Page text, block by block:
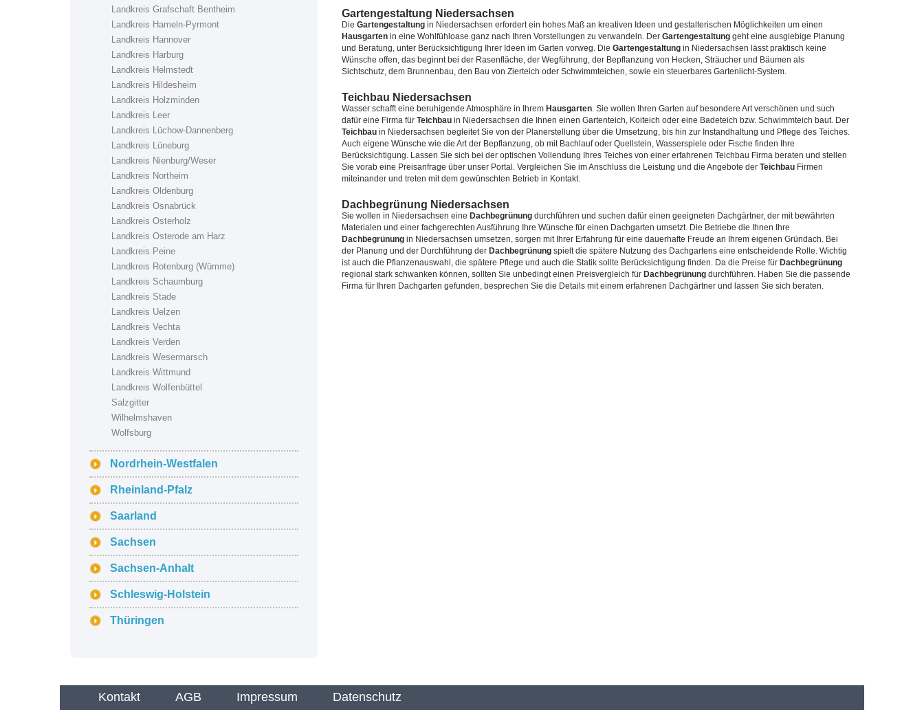
Landkreis Grafschaft Bentheim
Landkreis Hameln-Pyrmont
Landkreis Hannover
Landkreis Harburg
Landkreis Helmstedt
Landkreis Hildesheim
Landkreis Holzminden
Landkreis Leer
Landkreis Lüchow-Dannenberg
Landkreis Lüneburg
Landkreis Nienburg/Weser
Landkreis Northeim
Landkreis Oldenburg
Landkreis Osnabrück
Landkreis Osterholz
Landkreis Osterode am Harz
Landkreis Peine
Landkreis Rotenburg (Wümme)
Landkreis Schaumburg
Landkreis Stade
Landkreis Uelzen
Landkreis Vechta
Landkreis Verden
Landkreis Wesermarsch
Landkreis Wittmund
Landkreis Wolfenbüttel
Salzgitter
Wilhelmshaven
Wolfsburg
Nordrhein-Westfalen
Rheinland-Pfalz
Saarland
Sachsen
Sachsen-Anhalt
Schleswig-Holstein
Thüringen
Gartengestaltung Niedersachsen
Die Gartengestaltung in Niedersachsen erfordert ein hohes Maß an kreativen Ideen und gestalterischen Möglichkeiten um einen
Hausgarten in eine Wohlfühloase ganz nach Ihren Vorstellungen zu verwandeln. Der Gartengestaltung geht eine ausgiebige Planung
und Beratung, unter Berücksichtigung Ihrer Ideen im Garten vorweg. Die Gartengestaltung in Niedersachsen lässt praktisch keine
Wünsche offen, das beginnt bei der Rasenfläche, der Wegführung, der Bepflanzung von Hecken, Sträucher und Bäumen als
Sichtschutz, dem Brunnenbau, den Bau von Zierteich oder Schwimmteichen, sowie ein steuerbares Gartenlicht-System.
Teichbau Niedersachsen
Wasser schafft eine beruhigende Atmosphäre in Ihrem Hausgarten. Sie wollen Ihren Garten auf besondere Art verschönen und such
dafür eine Firma für Teichbau in Niedersachsen die Ihnen einen Gartenteich, Koiteich oder eine Badeteich bzw. Schwimmteich baut. Der
Teichbau in Niedersachsen begleitet Sie von der Planerstellung über die Umsetzung, bis hin zur Instandhaltung und Pflege des Teiches.
Auch eigene Wünsche wie die Art der Bepflanzung, ob mit Bachlauf oder Quellstein, Wasserspiele oder Fische finden Ihre
Berücksichtigung. Lassen Sie sich bei der optischen Vollendung Ihres Teiches von einer erfahrenen Teichbau Firma beraten und stellen
Sie vorab eine Preisanfrage über unser Portal. Vergleichen Sie im Anschluss die Leistung und die Angebote der Teichbau Firmen
miteinander und treten mit dem gewünschten Betrieb in Kontakt.
Dachbegrünung Niedersachsen
Sie wollen in Niedersachsen eine Dachbegrünung durchführen und suchen dafür einen geeigneten Dachgärtner, der mit bewährten
Materialen und einer fachgerechten Ausführung Ihre Wünsche für einen Dachgarten umsetzt. Die Betriebe die Ihnen Ihre
Dachbegrünung in Niedersachsen umsetzen, sorgen mit Ihrer Erfahrung für eine dauerhafte Freude an Ihrem eigenen Gründach. Bei
der Planung und der Durchführung der Dachbegrünung spielt die spätere Nutzung des Dachgartens eine entscheidende Rolle. Wichtig
ist auch die Pflanzenauswahl, die spätere Pflege und auch die Statik sollte Berücksichtigung finden. Da die Preise für Dachbegrünung
regional stark schwanken können, sollten Sie unbedingt einen Preisvergleich für Dachbegrünung durchführen. Haben Sie die passende
Firma für Ihren Dachgarten gefunden, besprechen Sie die Details mit einem erfahrenen Dachgärtner und lassen Sie sich beraten.
Kontakt AGB Impressum Datenschutz